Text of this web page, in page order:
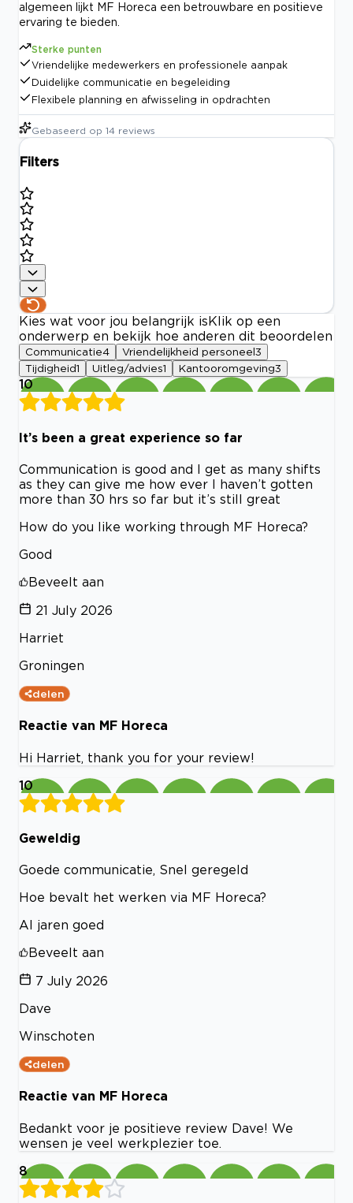
algemeen lijkt MF Horeca een betrouwbare en positieve
ervaring te bieden.
Sterke punten
Vriendelijke medewerkers en professionele aanpak
Duidelijke communicatie en begeleiding
Flexibele planning en afwisseling in opdrachten
Gebaseerd op 14 reviews
Filters
Kies wat voor jou belangrijk is Klik op een
onderwerp en bekijk hoe anderen dit beoordelen
Communicatie4 Vriendelijkheid personeel 3
Tijdigheid1 Uitleg/advies1 Kantooromgeving3
10
It’s been a great experience so far
Communication is good and I get as many shifts
as they can give me how ever I haven’t gotten
more than 30 hrs so far but it’s still great
How do you like working through MF Horeca?
Good
Beveelt aan
21 July 2026
Harriet
Groningen
delen
Reactie van MF Horeca
Hi Harriet, thank you for your review!
10
Geweldig
Goede communicatie, Snel geregeld
Hoe bevalt het werken via MF Horeca?
Al jaren goed
Beveelt aan
7 July 2026
Dave
Winschoten
delen
Reactie van MF Horeca
Bedankt voor je positieve review Dave! We
wensen je veel werkplezier toe.
8